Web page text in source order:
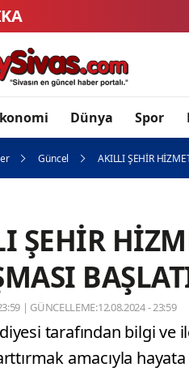
Dünya Spor
Güncel AKILLI ŞEHİR
ŞEHİR
| GÜNCELLEME:12.08.2024 - 23:59
tarafından bilgi
amacıyla